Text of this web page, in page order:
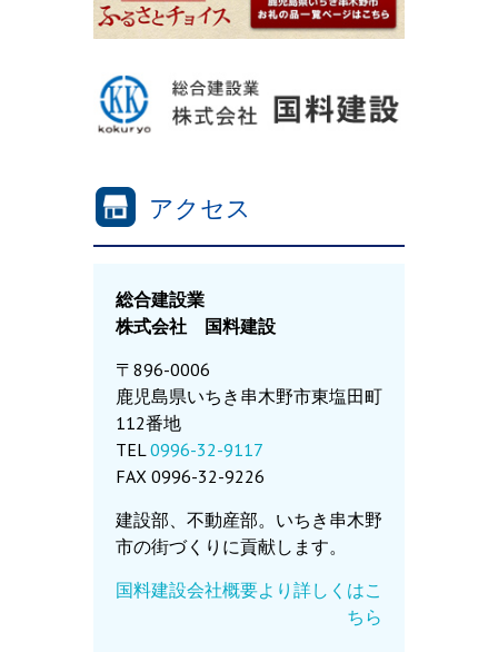
アクセス
総合建設業
株式会社 国料建設
〒896-0006
鹿児島県いちき串木野市東塩田町
112番地
TEL0996-32-9117
FAX 0996-32-9226
建設部、不動産部。いちき串木野
市の街づくりに貢献します。
国料建設会社概要より詳しくはこ
ちら